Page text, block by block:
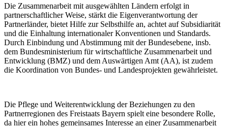
Die Zusammenarbeit mit ausgewählten Ländern erfolgt in
partnerschaftlicher Weise, stärkt die Eigenverantwortung der
Partnerländer, bietet Hilfe zur Selbsthilfe an, achtet auf Subsidiarität
und die Einhaltung internationaler Konventionen und Standards.
Durch Einbindung und Abstimmung mit der Bundesebene, insb.
dem Bundesministerium für wirtschaftliche Zusammenarbeit und
Entwicklung (BMZ) und dem Auswärtigen Amt (AA), ist zudem
die Koordination von Bundes- und Landesprojekten gewährleistet.
Die Pflege und Weiterentwicklung der Beziehungen zu den
Partnerregionen des Freistaats Bayern spielt eine besondere Rolle,
da hier ein hohes gemeinsames Interesse an einer Zusammenarbeit